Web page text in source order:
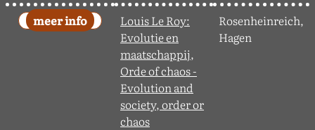
Louis Le Roy:
Evolutie en
maatschappij,
Orde of chaos -
Evolution and
society, order or
chaos
Rosenheinreich,
Hagen